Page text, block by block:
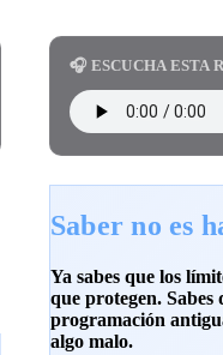
🎧 ESCUCHA ESTA
Saber no es
Ya sabes que los
que protegen. Sabes
programación
algo malo.